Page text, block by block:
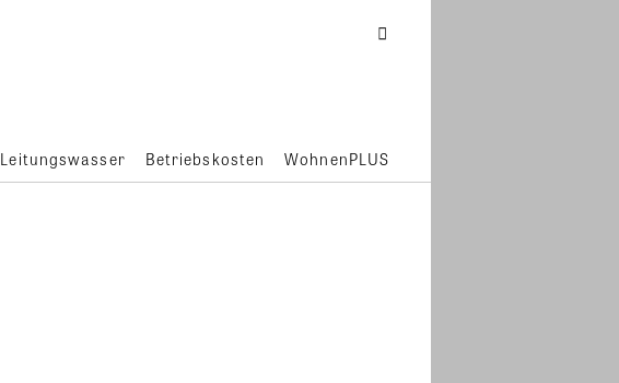
Leitungswasser Betriebskosten WohnenPLUS